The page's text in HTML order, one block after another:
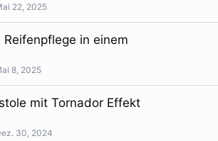
22, 2025
Reifenpflege in einem
8, 2025
mit Tornador Effekt
30, 2024